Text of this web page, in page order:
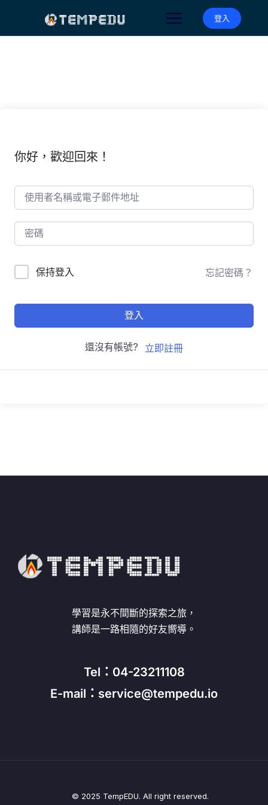
登入
你好，歡迎回來！
保持登入 忘記密碼？
登入
還沒有帳號? 立即註冊
學習是永不間斷的探索之旅，
講師是一路相隨的好友嚮導。
Tel：04-23211108
E-mail：service@tempedu.io
© 2025 TempEDU. All right reserved.